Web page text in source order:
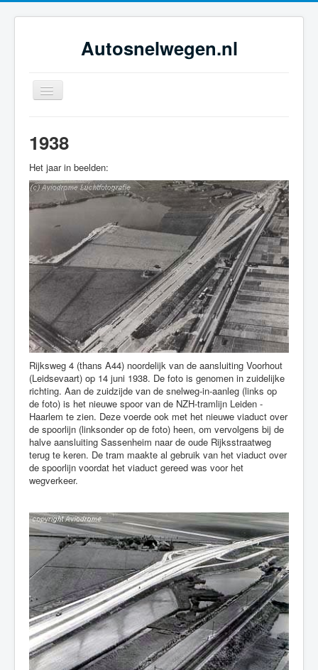
Autosnelwegen.nl
Toggle
Navigation
Geschiedenis
Netwerkontwikkeling
Dossiers
Tijdsbeelden
Foto-galerie
1938
Het jaar in beelden:
Rijksweg 4 (thans A44) noordelijk van de aansluiting Voorhout
(Leidsevaart) op 14 juni 1938. De foto is genomen in zuidelijke
richting. Aan de zuidzijde van de snelweg-in-aanleg (links op
de foto) is het nieuwe spoor van de NZH-tramlijn Leiden -
Haarlem te zien. Deze voerde ook met het nieuwe viaduct over
de spoorlijn (linksonder op de foto) heen, om vervolgens bij de
halve aansluiting Sassenheim naar de oude Rijksstraatweg
terug te keren. De tram maakte al gebruik van het viaduct over
de spoorlijn voordat het viaduct gereed was voor het
wegverkeer.